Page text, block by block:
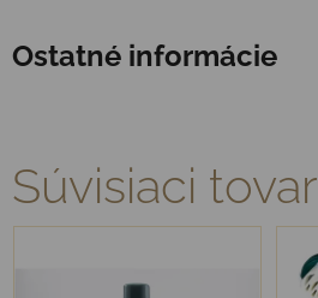
Ostatné informácie
Súvisiaci tovar